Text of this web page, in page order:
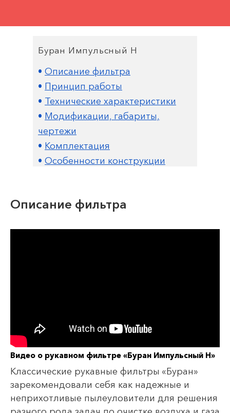
Буран Импульсный Н
• Описание фильтра
• Принцип работы
• Технические характеристики
• Модификации, габариты,
чертежи
• Комплектация
• Особенности конструкции
Описание фильтра
Видео о рукавном фильтре «Буран Импульсный Н»
Классические рукавные фильтры «Буран»
зарекомендовали себя как надежные и
неприхотливые пылеуловители для решения